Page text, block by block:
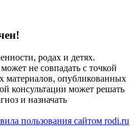
родах и детях.
не совпадать с точкой
материалов, опубликованных
консультации может решать
и назначать
пользования сайтом rodi.ru